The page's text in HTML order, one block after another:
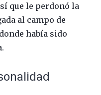
que le perdonó la
al campo de
había sido